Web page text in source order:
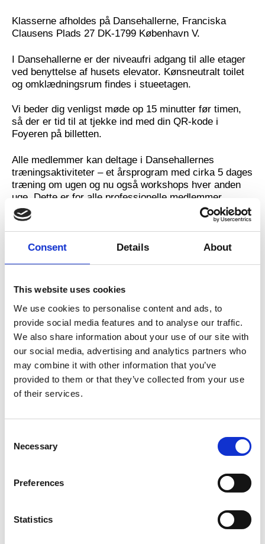
Consent Details About
This website uses cookies
We use cookies to personalise content and ads, to
provide social media features and to analyse our traffic.
We also share information about your use of our site with
our social media, advertising and analytics partners who
may combine it with other information that you’ve
provided to them or that they’ve collected from your use
of their services.
Selection
Necessary
Preferences
Statistics
Klasserne afholdes på Dansehallerne, Franciska
Clausens Plads 27 DK-1799 København V.
I Dansehallerne er der niveaufri adgang til alle etager
ved benyttelse af husets elevator. Kønsneutralt toilet
og omklædningsrum findes i stueetagen.
Vi beder dig venligst møde op 15 minutter før timen,
så der er tid til at tjekke ind med din QR-kode i
Foyeren på billetten.
Alle medlemmer kan deltage i Dansehallernes
træningsaktiviteter – et årsprogram med cirka 5 dages
træning om ugen og nu også workshops hver anden
uge. Dette er for alle professionelle medlemmer
uanset baggrund i danseundervisning, og det er også
muligt at deltage i en drop-in klasse.
Internationale gæster kan også deltage i træning
mail til kuratorerne; trainingcurator@dansehallerne.dk
Karin Bergman (hun/hende) arbejder med dans og
koreografi som freelancekunstner med base i
København. Hun er uddannet fra Den Danske
Scenekunstskole fra 2013 til 2017 og studerer i
øjeblikket Body-Mind Centering®. Karin har undervist i
moderne dans på institutioner som Den Danske
Scenekunstskole, Dansehallerne og Danscentrum
(SE). Karin har arbejdet som danser med koreografer
Madeleine Lindh), Boaz Barkan, Rebecka Berchtold og
Køb medlemskab →